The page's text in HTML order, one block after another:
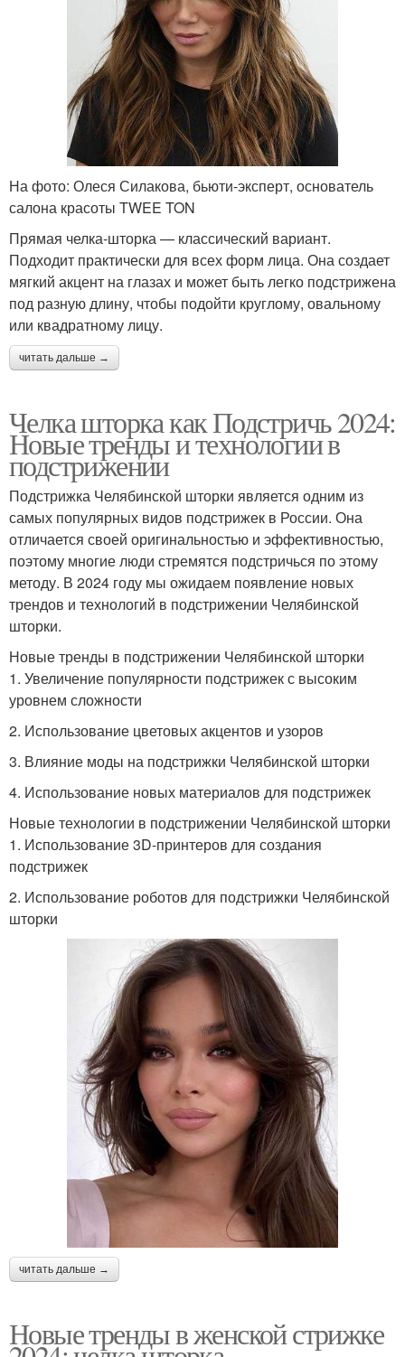
На фото: Олеся Силакова, бьюти-эксперт, основатель
салона красоты TWEE TON
Прямая челка-шторка — классический вариант.
Подходит практически для всех форм лица. Она создает
мягкий акцент на глазах и может быть легко подстрижена
под разную длину, чтобы подойти круглому, овальному
или квадратному лицу.
читать дальше →
Челка шторка как Подстричь 2024:
Новые тренды и технологии в
подстрижении
Подстрижка Челябинской шторки является одним из
самых популярных видов подстрижек в России. Она
отличается своей оригинальностью и эффективностью,
поэтому многие люди стремятся подстричься по этому
методу. В 2024 году мы ожидаем появление новых
трендов и технологий в подстрижении Челябинской
шторки.
Новые тренды в подстрижении Челябинской шторки
1. Увеличение популярности подстрижек с высоким
уровнем сложности
2. Использование цветовых акцентов и узоров
3. Влияние моды на подстрижки Челябинской шторки
4. Использование новых материалов для подстрижек
Новые технологии в подстрижении Челябинской шторки
1. Использование 3D-принтеров для создания
подстрижек
2. Использование роботов для подстрижки Челябинской
шторки
читать дальше →
Новые тренды в женской стрижке